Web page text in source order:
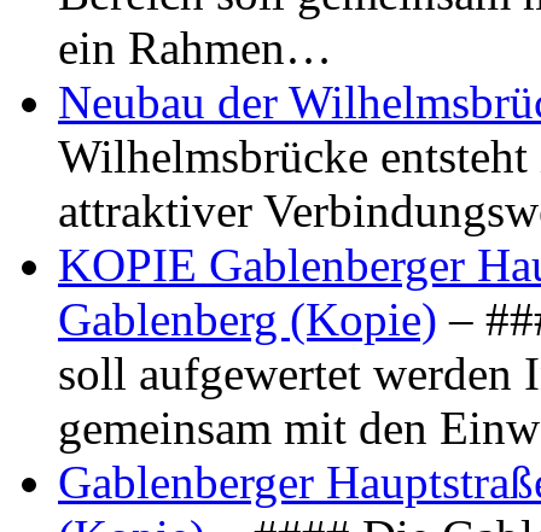
ein Rahmen…
Neubau der
Wilhelmsbrücke
attraktiver
KOPIE Gablenberger
Gablenberg (Kopie) –
soll aufgewertet werden
gemeinsam mit den
Gablenberger